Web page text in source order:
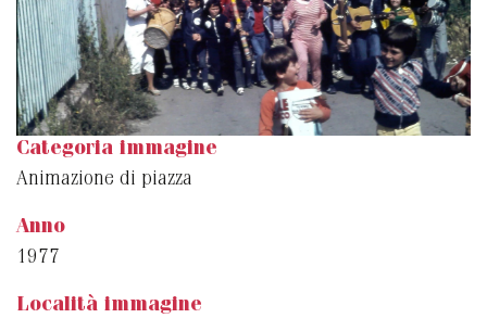
Categoria immagine
Animazione di piazza
Anno
1977
Località immagine